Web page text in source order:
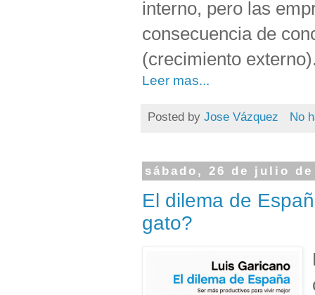
interno, pero las
consecuencia de
(crecimiento
Leer mas...
Posted by Jose Vázquez No
sábado, 26 de julio de
El dilema de
gato?